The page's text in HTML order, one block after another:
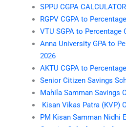
SPPU CGPA CALCULATOR
RGPV CGPA to
VTU SGPA to Percentage
Anna University GPA to
2026
AKTU CGPA to
Senior Citizen Savings
Mahila Samman Savings
Kisan Vikas Patra (KVP)
PM Kisan Samman Nidhi